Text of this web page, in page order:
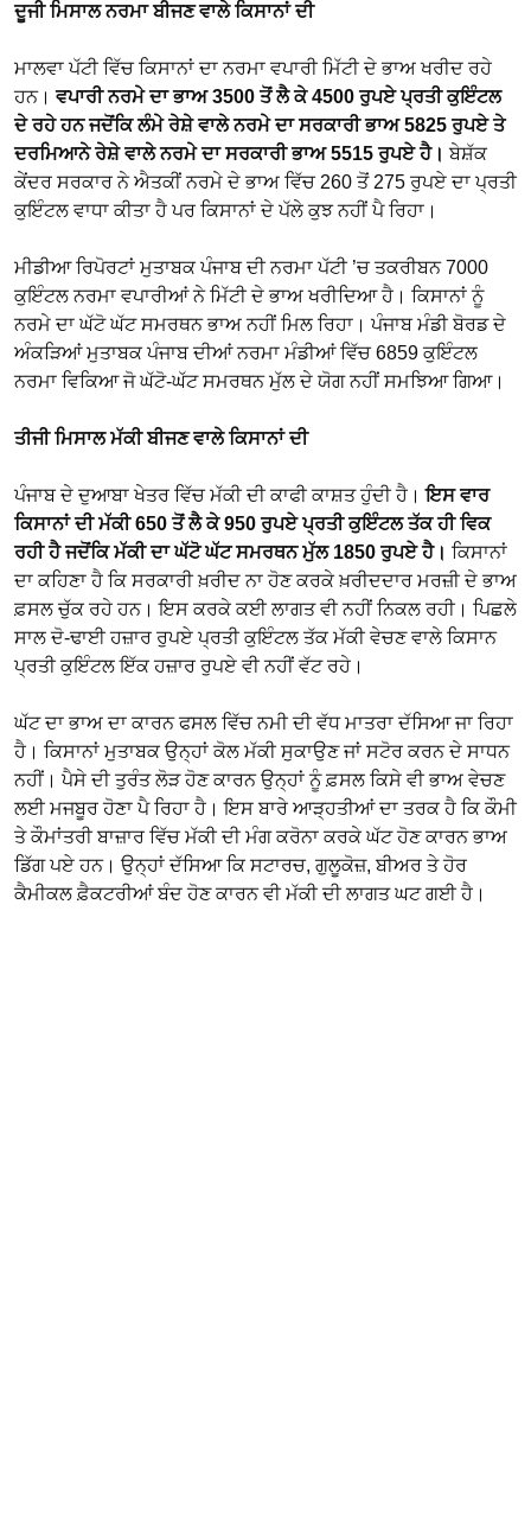
ਦੂਜੀ ਮਿਸਾਲ ਨਰਮਾ ਬੀਜਣ ਵਾਲੇ ਕਿਸਾਨਾਂ ਦੀ
ਮਾਲਵਾ ਪੱਟੀ ਵਿੱਚ ਕਿਸਾਨਾਂ ਦਾ ਨਰਮਾ ਵਪਾਰੀ ਮਿੱਟੀ ਦੇ ਭਾਅ ਖਰੀਦ ਰਹੇ
ਹਨ।ਵਪਾਰੀ ਨਰਮੇ ਦਾ ਭਾਅ 3500 ਤੋਂ ਲੈ ਕੇ 4500 ਰੁਪਏ ਪ੍ਰਤੀ ਕੁਇੰਟਲ
ਦੇ ਰਹੇ ਹਨ ਜਦੋਂਕਿ ਲੰਮੇ ਰੇਸ਼ੇ ਵਾਲੇ ਨਰਮੇ ਦਾ ਸਰਕਾਰੀ ਭਾਅ 5825 ਰੁਪਏ ਤੇ
ਦਰਮਿਆਨੇ ਰੇਸ਼ੇ ਵਾਲੇ ਨਰਮੇ ਦਾ ਸਰਕਾਰੀ ਭਾਅ 5515 ਰੁਪਏ ਹੈ। ਬੇਸ਼ੱਕ
ਕੇਂਦਰ ਸਰਕਾਰ ਨੇ ਐਤਕੀਂ ਨਰਮੇ ਦੇ ਭਾਅ ਵਿੱਚ 260 ਤੋਂ 275 ਰੁਪਏ ਦਾ ਪ੍ਰਤੀ
ਕੁਇੰਟਲ ਵਾਧਾ ਕੀਤਾ ਹੈ ਪਰ ਕਿਸਾਨਾਂ ਦੇ ਪੱਲੇ ਕੁਝ ਨਹੀਂ ਪੈ ਰਿਹਾ।
ਮੀਡੀਆ ਰਿਪੋਰਟਾਂ ਮੁਤਾਬਕ ਪੰਜਾਬ ਦੀ ਨਰਮਾ ਪੱਟੀ ’ਚ ਤਕਰੀਬਨ 7000
ਕੁਇੰਟਲ ਨਰਮਾ ਵਪਾਰੀਆਂ ਨੇ ਮਿੱਟੀ ਦੇ ਭਾਅ ਖਰੀਦਿਆ ਹੈ। ਕਿਸਾਨਾਂ ਨੂੰ
ਨਰਮੇ ਦਾ ਘੱਟੋ ਘੱਟ ਸਮਰਥਨ ਭਾਅ ਨਹੀਂ ਮਿਲ ਰਿਹਾ। ਪੰਜਾਬ ਮੰਡੀ ਬੋਰਡ ਦੇ
ਅੰਕੜਿਆਂ ਮੁਤਾਬਕ ਪੰਜਾਬ ਦੀਆਂ ਨਰਮਾ ਮੰਡੀਆਂ ਵਿੱਚ 6859 ਕੁਇੰਟਲ
ਨਰਮਾ ਵਿਕਿਆ ਜੋ ਘੱਟੋ-ਘੱਟ ਸਮਰਥਨ ਮੁੱਲ ਦੇ ਯੋਗ ਨਹੀਂ ਸਮਝਿਆ ਗਿਆ।
ਤੀਜੀ ਮਿਸਾਲ ਮੱਕੀ ਬੀਜਣ ਵਾਲੇ ਕਿਸਾਨਾਂ ਦੀ
ਪੰਜਾਬ ਦੇ ਦੁਆਬਾ ਖੇਤਰ ਵਿੱਚ ਮੱਕੀ ਦੀ ਕਾਫੀ ਕਾਸ਼ਤ ਹੁੰਦੀ ਹੈ।ਇਸ ਵਾਰ
ਕਿਸਾਨਾਂ ਦੀ ਮੱਕੀ 650 ਤੋਂ ਲੈ ਕੇ 950 ਰੁਪਏ ਪ੍ਰਤੀ ਕੁਇੰਟਲ ਤੱਕ ਹੀ ਵਿਕ
ਰਹੀ ਹੈ ਜਦੋਂਕਿ ਮੱਕੀ ਦਾ ਘੱਟੋ ਘੱਟ ਸਮਰਥਨ ਮੁੱਲ 1850 ਰੁਪਏ ਹੈ। ਕਿਸਾਨਾਂ
ਦਾ ਕਹਿਣਾ ਹੈ ਕਿ ਸਰਕਾਰੀ ਖ਼ਰੀਦ ਨਾ ਹੋਣ ਕਰਕੇ ਖ਼ਰੀਦਦਾਰ ਮਰਜ਼ੀ ਦੇ ਭਾਅ
ਫ਼ਸਲ ਚੁੱਕ ਰਹੇ ਹਨ। ਇਸ ਕਰਕੇ ਕਈ ਲਾਗਤ ਵੀ ਨਹੀਂ ਨਿਕਲ ਰਹੀ। ਪਿਛਲੇ
ਸਾਲ ਦੋ-ਢਾਈ ਹਜ਼ਾਰ ਰੁਪਏ ਪ੍ਰਤੀ ਕੁਇੰਟਲ ਤੱਕ ਮੱਕੀ ਵੇਚਣ ਵਾਲੇ ਕਿਸਾਨ
ਪ੍ਰਤੀ ਕੁਇੰਟਲ ਇੱਕ ਹਜ਼ਾਰ ਰੁਪਏ ਵੀ ਨਹੀਂ ਵੱਟ ਰਹੇ।
ਘੱਟ ਦਾ ਭਾਅ ਦਾ ਕਾਰਨ ਫਸਲ ਵਿੱਚ ਨਮੀ ਦੀ ਵੱਧ ਮਾਤਰਾ ਦੱਸਿਆ ਜਾ ਰਿਹਾ
ਹੈ। ਕਿਸਾਨਾਂ ਮੁਤਾਬਕ ਉਨ੍ਹਾਂ ਕੋਲ ਮੱਕੀ ਸੁਕਾਉਣ ਜਾਂ ਸਟੋਰ ਕਰਨ ਦੇ ਸਾਧਨ
ਨਹੀਂ। ਪੈਸੇ ਦੀ ਤੁਰੰਤ ਲੋੜ ਹੋਣ ਕਾਰਨ ਉਨ੍ਹਾਂ ਨੂੰ ਫ਼ਸਲ ਕਿਸੇ ਵੀ ਭਾਅ ਵੇਚਣ
ਲਈ ਮਜਬੂਰ ਹੋਣਾ ਪੈ ਰਿਹਾ ਹੈ। ਇਸ ਬਾਰੇ ਆੜ੍ਹਤੀਆਂ ਦਾ ਤਰਕ ਹੈ ਕਿ ਕੌਮੀ
ਤੇ ਕੌਮਾਂਤਰੀ ਬਾਜ਼ਾਰ ਵਿੱਚ ਮੱਕੀ ਦੀ ਮੰਗ ਕਰੋਨਾ ਕਰਕੇ ਘੱਟ ਹੋਣ ਕਾਰਨ ਭਾਅ
ਡਿੱਗ ਪਏ ਹਨ। ਉਨ੍ਹਾਂ ਦੱਸਿਆ ਕਿ ਸਟਾਰਚ, ਗੁਲੂਕੋਜ਼, ਬੀਅਰ ਤੇ ਹੋਰ
ਕੈਮੀਕਲ ਫ਼ੈਕਟਰੀਆਂ ਬੰਦ ਹੋਣ ਕਾਰਨ ਵੀ ਮੱਕੀ ਦੀ ਲਾਗਤ ਘਟ ਗਈ ਹੈ।